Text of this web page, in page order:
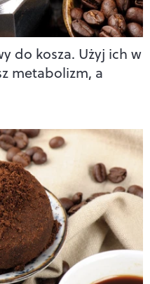
do kosza. Użyj ich w
metabolizm, a